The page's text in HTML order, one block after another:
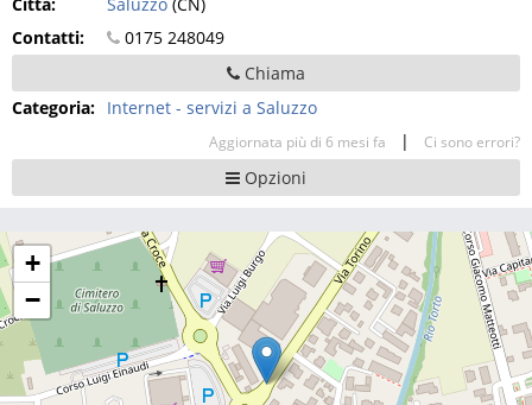
Contatti:
0175 248049
Chiama
Categoria: Internet - servizi a Saluzzo
Aggiornata più di 6 mesi fa | Ci sono errori?
Opzioni
+
−